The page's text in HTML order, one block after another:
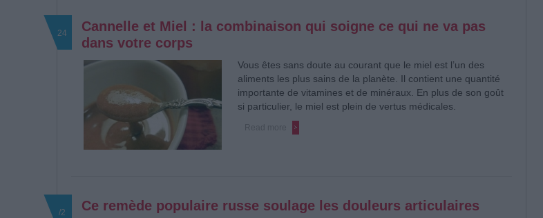
Cannelle et Miel : la combinaison qui soigne ce qui ne va pas
dans votre corps
24
Vous êtes sans doute au courant que le miel est l’un des
aliments les plus sains de la planète. Il contient une quantité
importante de vitamines et de minéraux. En plus de son goût
si particulier, le miel est plein de vertus médicales.
Ce remède populaire russe soulage les douleurs articulaires
/2